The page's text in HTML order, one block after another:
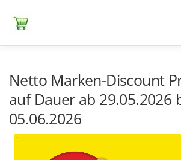
Inhalt
springen
LIDL NETTO DISCOUNT
Netto Marken-Discount
auf Dauer ab 29.05.2026
05.06.2026